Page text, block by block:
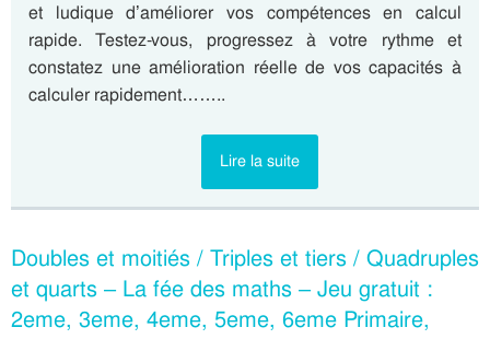
et ludique d’améliorer vos compétences en calcul
rapide. Testez-vous, progressez à votre rythme et
constatez une amélioration réelle de vos capacités à
calculer rapidement……..
Lire la suite
Doubles et moitiés / Triples et tiers / Quadruples
et quarts – La fée des maths – Jeu gratuit :
2eme, 3eme, 4eme, 5eme, 6eme Primaire,